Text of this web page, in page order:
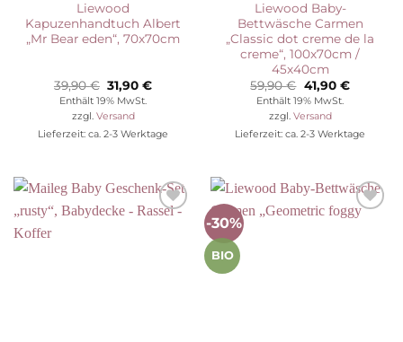
Liewood
Kapuzenhandtuch Albert
„Mr Bear eden“, 70x70cm
39,90€ Ursprünglicher
Preis
war:
39,90 €
31,90€Aktueller
Enthält 19% MwSt.
zzgl. Versand
Lieferzeit: ca. 2-3 Werktage
Liewood Baby-
Bettwäsche Carmen
„Classic dot creme de la
creme“, 100x70cm /
45x40cm
59,90€ Ursprünglicher
Preis
war:
59,90 €
41,90 €
Enthält 19% MwSt.
zzgl. Versand
Lieferzeit: ca. 2-3 Werktage
-30%
BIO
Auf die